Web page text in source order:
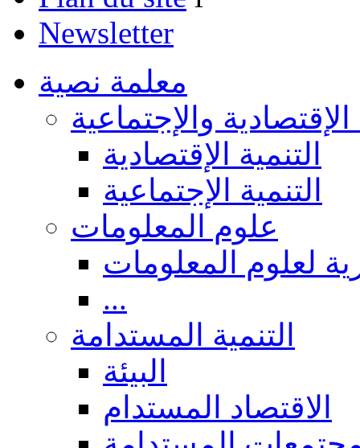
Newsletter
معلمة نصية
الإقتصادية والإجتماعية
التنمية الإقتصادية
التنمية الإجتماعية
علوم المعلومات
لعلوم المعلومات
...
التنمية المستدامة
البيئة
الاقتصاد المستدام